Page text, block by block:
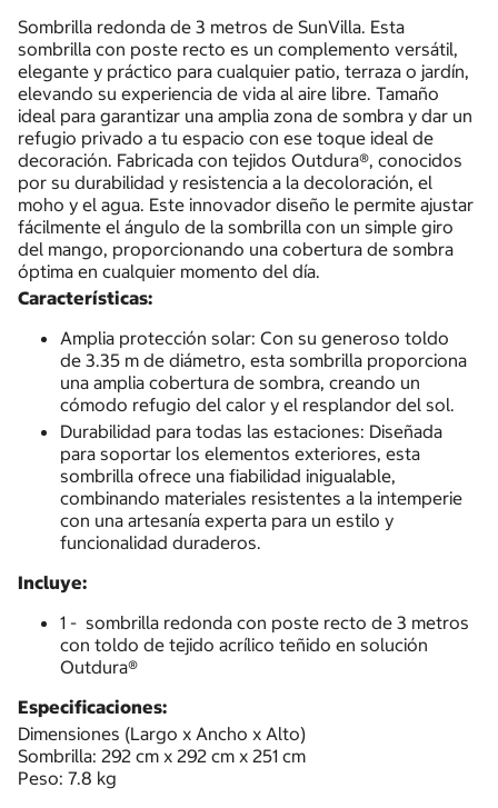
Sombrilla redonda de 3 metros de SunVilla. Esta
sombrilla con poste recto es un complemento versátil,
elegante y práctico para cualquier patio, terraza o jardín,
elevando su experiencia de vida al aire libre. Tamaño
ideal para garantizar una amplia zona de sombra y dar un
refugio privado a tu espacio con ese toque ideal de
decoración. Fabricada con tejidos Outdura®, conocidos
por su durabilidad y resistencia a la decoloración, el
moho y el agua. Este innovador diseño le permite ajustar
fácilmente el ángulo de la sombrilla con un simple giro
del mango, proporcionando una cobertura de sombra
óptima en cualquier momento del día.
Características:
Amplia protección solar: Con su generoso toldo
de 3.35 m de diámetro, esta sombrilla proporciona
una amplia cobertura de sombra, creando un
cómodo refugio del calor y el resplandor del sol.
Durabilidad para todas las estaciones: Diseñada
para soportar los elementos exteriores, esta
sombrilla ofrece una fiabilidad inigualable,
combinando materiales resistentes a la intemperie
con una artesanía experta para un estilo y
funcionalidad duraderos.
Incluye:
1 - sombrilla redonda con poste recto de 3 metros
con toldo de tejido acrílico teñido en solución
Outdura®
Especificaciones:
Dimensiones (Largo x Ancho x Alto)
Sombrilla: 292 cm x 292 cm x 251 cm
Peso: 7.8 kg